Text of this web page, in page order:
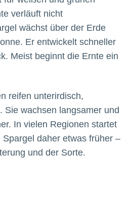
verläuft nicht
wächst über der Erde
Er entwickelt schneller
Meist beginnt die Ernte ein
reifen unterirdisch,
Sie wachsen langsamer und
In vielen Regionen startet
daher etwas früher –
und der Sorte.